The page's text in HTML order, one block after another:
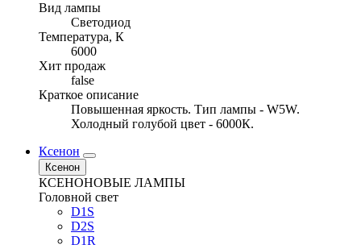
Вид лампы
Светодиод
Температура, К
6000
Хит продаж
false
Краткое описание
Повышенная яркость. Тип лампы - W5W.
Холодный голубой цвет - 6000К.
Ксенон
Ксенон
КСЕНОНОВЫЕ ЛАМПЫ
Головной свет
D1S
D2S
D1R